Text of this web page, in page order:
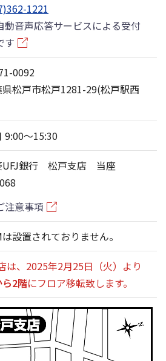
1221
動音声応答サービスによる受付
す
0092
松戸市松戸1281-29(松戸駅西
9:00〜15:30
UFJ銀行 松戸支店 当座
注意事項
設置されておりません。
は、2025年2月25日（火）より
2階にフロア移転致します。